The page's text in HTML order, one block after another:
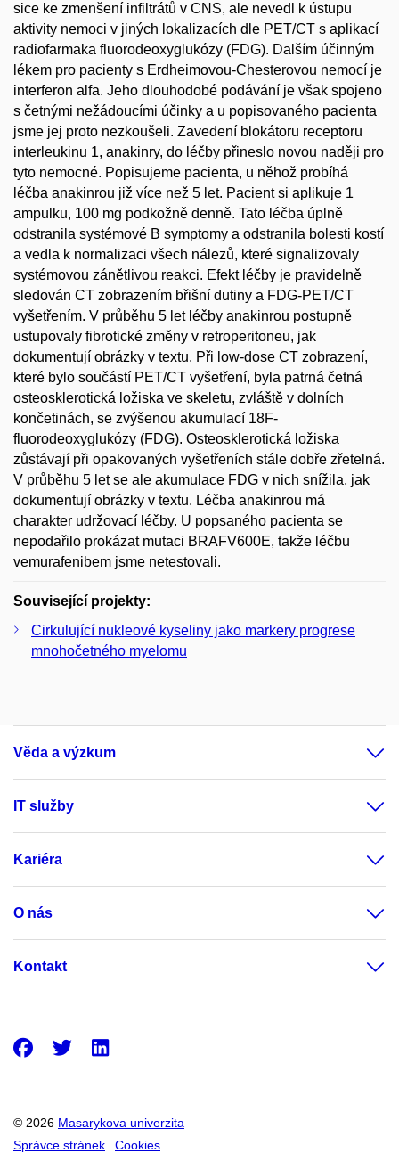
sice ke zmenšení infiltrátů v CNS, ale nevedl k ústupu
aktivity nemoci v jiných lokalizacích dle PET/CT s aplikací
radiofarmaka fluorodeoxyglukózy (FDG). Dalším účinným
lékem pro pacienty s Erdheimovou-Chesterovou nemocí je
interferon alfa. Jeho dlouhodobé podávání je však spojeno
s četnými nežádoucími účinky a u popisovaného pacienta
jsme jej proto nezkoušeli. Zavedení blokátoru receptoru
interleukinu 1, anakinry, do léčby přineslo novou naději pro
tyto nemocné. Popisujeme pacienta, u něhož probíhá
léčba anakinrou již více než 5 let. Pacient si aplikuje 1
ampulku, 100 mg podkožně denně. Tato léčba úplně
odstranila systémové B symptomy a odstranila bolesti kostí
a vedla k normalizaci všech nálezů, které signalizovaly
systémovou zánětlivou reakci. Efekt léčby je pravidelně
sledován CT zobrazením břišní dutiny a FDG-PET/CT
vyšetřením. V průběhu 5 let léčby anakinrou postupně
ustupovaly fibrotické změny v retroperitoneu, jak
dokumentují obrázky v textu. Při low-dose CT zobrazení,
které bylo součástí PET/CT vyšetření, byla patrná četná
osteosklerotická ložiska ve skeletu, zvláště v dolních
končetinách, se zvýšenou akumulací 18F-
fluorodeoxyglukózy (FDG). Osteosklerotická ložiska
zůstávají při opakovaných vyšetřeních stále dobře zřetelná.
V průběhu 5 let se ale akumulace FDG v nich snížila, jak
dokumentují obrázky v textu. Léčba anakinrou má
charakter udržovací léčby. U popsaného pacienta se
nepodařilo prokázat mutaci BRAFV600E, takže léčbu
vemurafenibem jsme netestovali.
Související projekty:
Cirkulující nukleové kyseliny jako markery progrese
mnohočetného myelomu
Věda a výzkum
IT služby
Kariéra
O nás
Kontakt
© 2026 Masarykova univerzita
Správce stránek
Cookies
Facebook
Twitter